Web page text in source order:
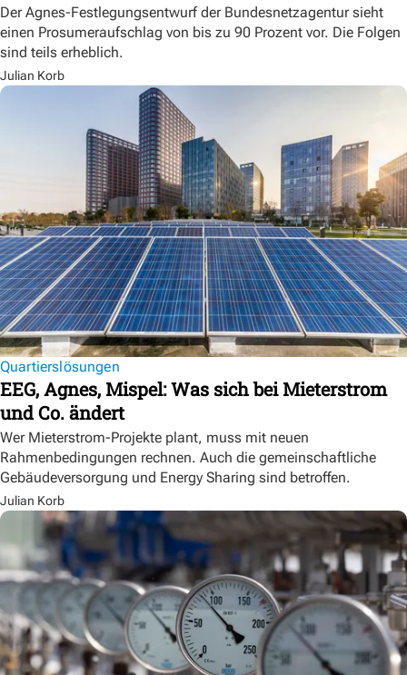
Der Agnes-Festlegungsentwurf der Bundesnetzagentur sieht
einen Prosumeraufschlag von bis zu 90 Prozent vor. Die Folgen
sind teils erheblich.
Julian Korb
Quartierslösungen
EEG, Agnes, Mispel: Was sich bei Mieterstrom
und Co. ändert
Wer Mieterstrom-Projekte plant, muss mit neuen
Rahmenbedingungen rechnen. Auch die gemeinschaftliche
Gebäudeversorgung und Energy Sharing sind betroffen.
Julian Korb